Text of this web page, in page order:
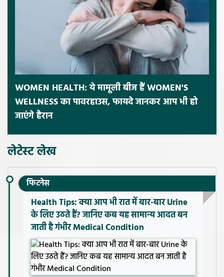
WOMEN HEALTH: ये मामूली बीज हैं WOMEN'S
WELLNESS का पावरहाउस, फायदे जानकर आप भी हो
जाएंगे हैरान
लेटेस्ट लेख
फिटनेस
Health Tips: क्या आप भी रात में बार-बार Urine
के लिए उठते हैं? जानिए कब यह सामान्य आदत बन
जाती है गंभीर Medical Condition